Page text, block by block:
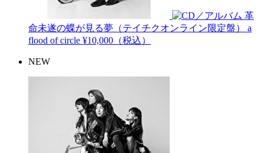
革
命未遂の蝶が見る夢（テイチクオンライン限定盤） a
flood of circle ¥10,000（税込）
NEW